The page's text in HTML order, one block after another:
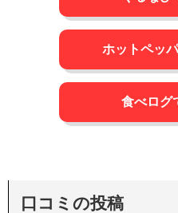
ホットペッ
食べログ
口コミの投稿